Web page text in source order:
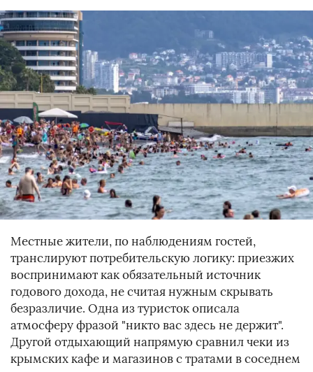
Местные жители, по наблюдениям гостей,
транслируют потребительскую логику: приезжих
воспринимают как обязательный источник
годового дохода, не считая нужным скрывать
безразличие. Одна из туристок описала
атмосферу фразой "никто вас здесь не держит".
Другой отдыхающий напрямую сравнил чеки из
крымских кафе и магазинов с тратами в соседнем